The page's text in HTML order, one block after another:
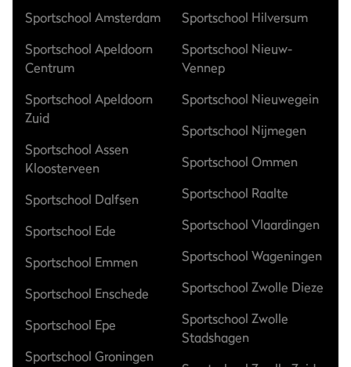
Sportschool Amsterdam
Sportschool Apeldoorn
Centrum
Sportschool Apeldoorn
Zuid
Sportschool Assen
Kloosterveen
Sportschool Dalfsen
Sportschool Ede
Sportschool Emmen
Sportschool Enschede
Sportschool Epe
Sportschool Groningen
Sportschool Hilversum
Sportschool Nieuw-
Vennep
Sportschool Nieuwegein
Sportschool Nijmegen
Sportschool Ommen
Sportschool Raalte
Sportschool Vlaardingen
Sportschool Wageningen
Sportschool Zwolle Dieze
Sportschool Zwolle
Stadshagen